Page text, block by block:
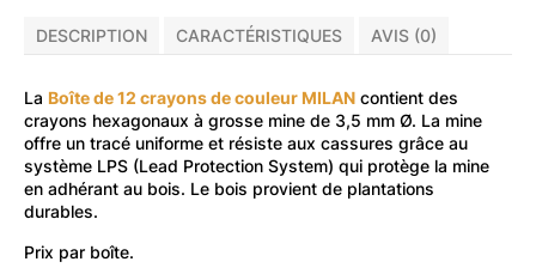
DESCRIPTION CARACTÉRISTIQUES AVIS (0)
La Boîte de 12 crayons de couleur MILAN contient des
crayons hexagonaux à grosse mine de 3,5 mm Ø. La mine
offre un tracé uniforme et résiste aux cassures grâce au
système LPS (Lead Protection System) qui protège la mine
en adhérant au bois. Le bois provient de plantations
durables.
Prix par boîte.